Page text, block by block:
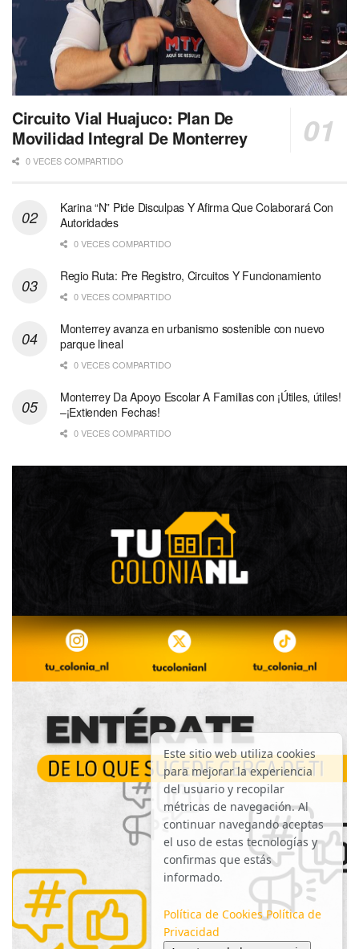
Circuito Vial Huajuco: Plan De
Movilidad Integral De Monterrey
0 VECES COMPARTIDO
Karina “N” Pide Disculpas Y Afirma Que Colaborará Con
Autoridades
0 VECES COMPARTIDO
Regio Ruta: Pre Registro, Circuitos Y Funcionamiento
0 VECES COMPARTIDO
Monterrey avanza en urbanismo sostenible con nuevo
parque lineal
0 VECES COMPARTIDO
Monterrey Da Apoyo Escolar A Familias con ¡Útiles, útiles!
–¡Extienden Fechas!
0 VECES COMPARTIDO
Este sitio web utiliza cookies
para mejorar la experiencia
del usuario y recopilar
métricas de navegación. Al
continuar navegando aceptas
el uso de estas tecnologías y
confirmas que estás
informado.
Política de Cookies Política de
Privacidad